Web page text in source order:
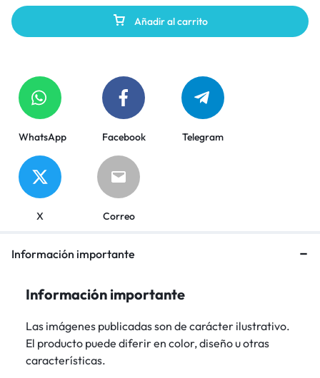
Añadir al carrito
WhatsApp Facebook Telegram
X Correo
Información importante
Información importante
Las imágenes publicadas son de carácter ilustrativo.
El producto puede diferir en color, diseño u otras
características.